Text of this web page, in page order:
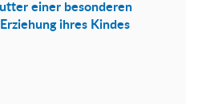
einer besonderen
ihres Kindes